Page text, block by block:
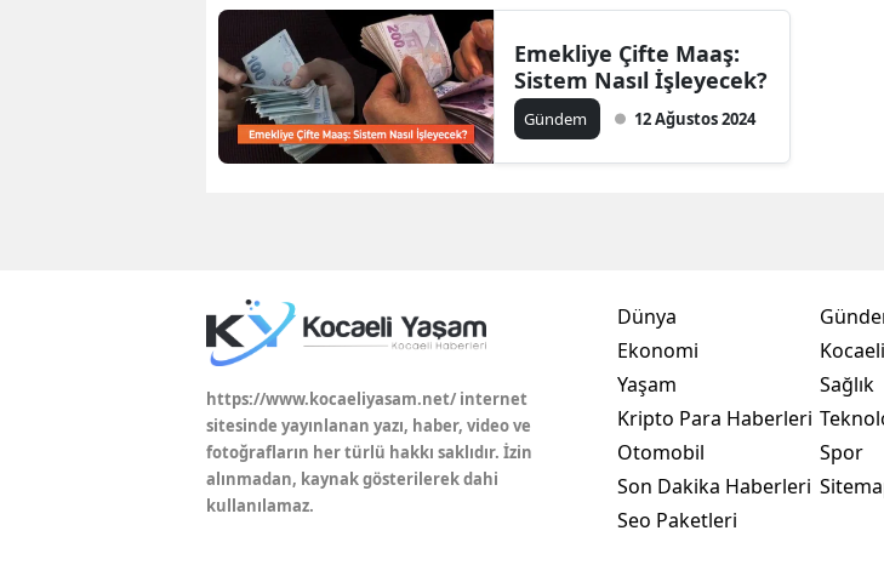
Balıkesir
Bitlis
Bursa
Çanakkale
Çankırı
Çorum
Emekliye Çifte Maaş:
Sistem Nasıl İşleyecek?
Gündem 12 Ağustos 2024
https://www.kocaeliyasam.net/ internet
sitesinde yayınlanan yazı, haber, video ve
fotoğrafların her türlü hakkı saklıdır. İzin
alınmadan, kaynak gösterilerek dahi
kullanılamaz.
Dünya
Ekonomi
Yaşam
Kripto Para Haberleri
Otomobil
Son Dakika Haberleri
Seo Paketleri
Sağlık
Spor